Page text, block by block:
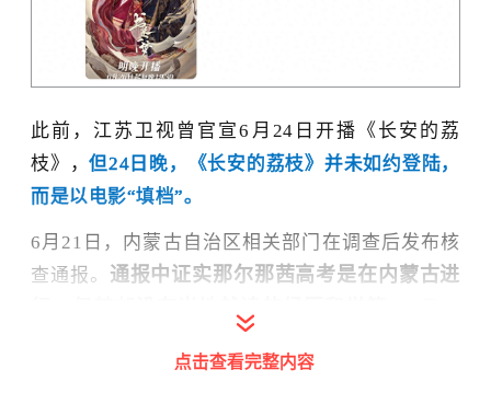
此前，江苏卫视曾官宣6月24日开播《长安的荔
枝》，但24日晚，《长安的荔枝》并未如约登陆，
而是以电影“填档”。
6月21日，内蒙古自治区相关部门在调查后发布核
查通报。 通报中证实那尔那茜高考是在内蒙古进
就删除了那尔那茜的名字。
点击查看完整内容